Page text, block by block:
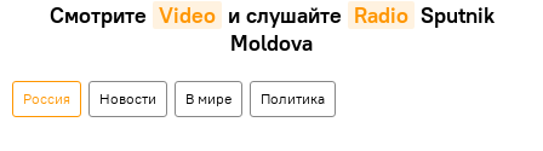
Смотрите Video и слушайте Radio Sputnik
Moldova
Россия Новости В мире Политика